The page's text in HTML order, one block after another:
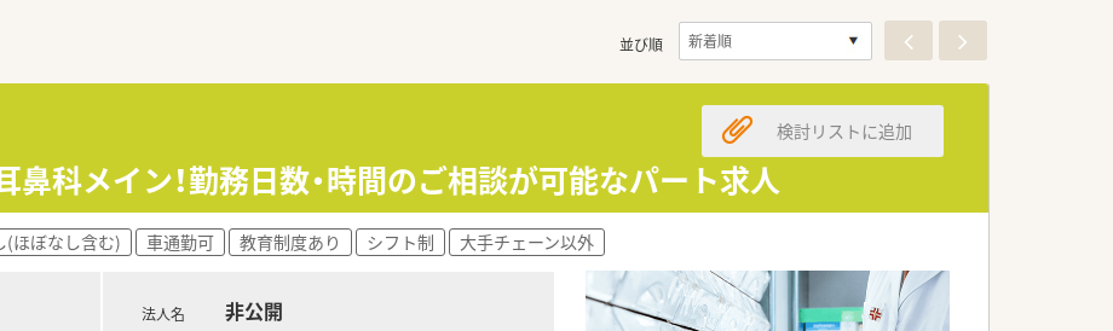
並び順
耳鼻科メイン！勤務日数・時間のご相談が可能なパート求人
検討リストに追加
(ほぼなし含む) 車通勤可 教育制度あり シフト制 大手チェーン以外
法人名 非公開